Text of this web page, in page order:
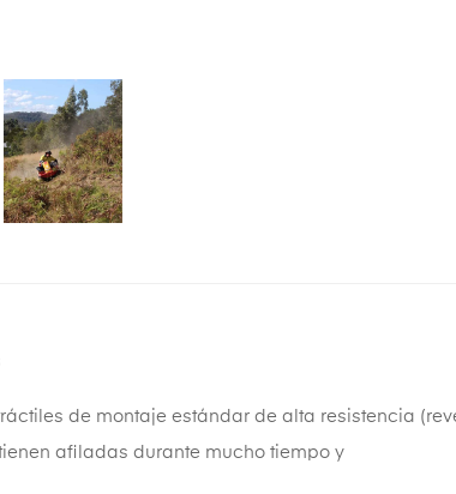
de montaje estándar de alta resistencia
afiladas durante mucho tiempo y